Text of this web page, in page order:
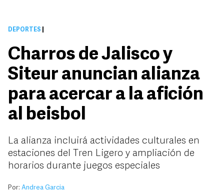
DEPORTES
Charros de Jalisco y
Siteur anuncian alianza
para acercar a la afición
al beisbol
La alianza incluirá actividades culturales en
estaciones del Tren Ligero y ampliación de
horarios durante juegos especiales
Por: Andrea Garcia